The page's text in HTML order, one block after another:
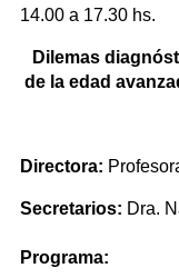
14.00 a 17.30 hs.
Dilemas
de la edad
Directora:
Secretarios: Dra.
Programa: